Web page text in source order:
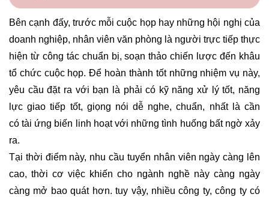
Bên cạnh đấy, trước mỗi cuộc họp hay những hội nghị của
doanh nghiệp, nhân viên văn phòng là người trực tiếp thực
hiện từ công tác chuẩn bị, soạn thảo chiến lược đến khâu
tổ chức cuộc họp. Để hoàn thành tốt những nhiệm vụ này,
yêu cầu đặt ra với bạn là phải có kỹ năng xử lý tốt, năng
lực giao tiếp tốt, giọng nói dễ nghe, chuẩn, nhất là cần
có tài ứng biến linh hoạt với những tình huống bất ngờ xảy
ra.
Tại thời điểm này, nhu cầu tuyển nhân viên ngày càng lên
cao, thời cơ việc khiến cho ngành nghề này càng ngày
càng mở bao quát hơn. tuy vậy, nhiều công ty, công ty có